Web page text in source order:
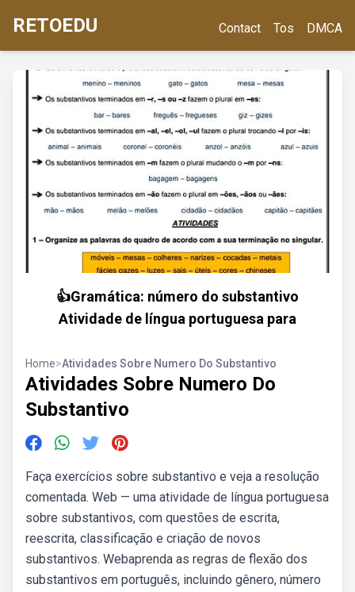
RETOEDU Contact Tos DMCA
👍Gramática: número do substantivo
Atividade de língua portuguesa para
Home>Atividades Sobre Numero Do Substantivo
Atividades Sobre Numero Do
Substantivo
Faça exercícios sobre substantivo e veja a resolução
comentada. Web — uma atividade de língua portuguesa
sobre substantivos, com questões de escrita,
reescrita, classificação e criação de novos
substantivos. Webaprenda as regras de flexão dos
substantivos em português, incluindo gênero, número